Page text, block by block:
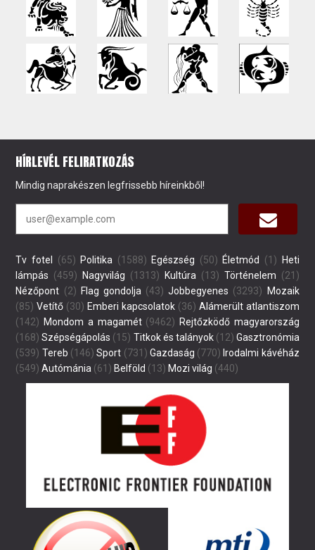
HÍRLEVÉL FELIRATKOZÁS
Mindig naprakészen legfrissebb híreinkből!
Tv fotel (65) Politika (1588) Egészség (50) Életmód (1)
Heti
lámpás (459) Nagyvilág (1313) Kultúra(13) Történelem (21)
Nézőpont (2) Flag gondolja(43) Jobbegyenes (3293)
Mozaik
(85) Vetítő (30) Emberi kapcsolatok(36) Alámerült atlantiszom
(142) Mondom a magamét(9462) Rejtőzködő magyarország
(168) Szépségápolás (15) Titkok és talányok(12) Gasztronómia
(539) Tereb (146) Sport (731) Gazdaság (770) Irodalmi kávéház
(549) Autómánia (61) Belföld (13) Mozi világ (440)